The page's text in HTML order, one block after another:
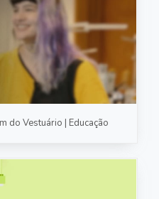
do Vestuário | Educação